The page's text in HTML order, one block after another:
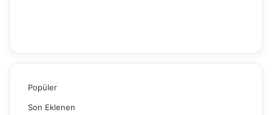
Popüler
Son Eklenen